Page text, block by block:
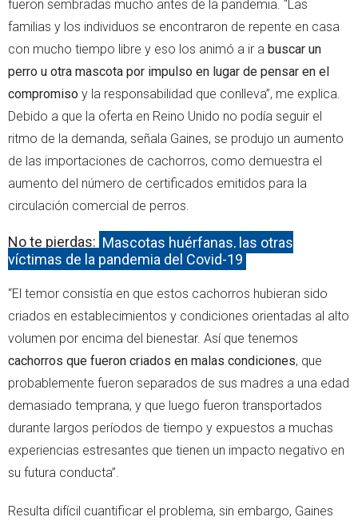
fueron sembradas mucho antes de la pandemia. “Las
familias y los individuos se encontraron de repente en casa
con mucho tiempo libre y eso los animó a ir a buscar un
perro u otra mascota por impulso en lugar de pensar en el
compromiso y la responsabilidad que conlleva”, me explica.
Debido a que la oferta en Reino Unido no podía seguir el
ritmo de la demanda, señala Gaines, se produjo un aumento
de las importaciones de cachorros, como demuestra el
aumento del número de certificados emitidos para la
circulación comercial de perros.
No te pierdas: Mascotas huérfanas, las otras
víctimas de la pandemia del Covid-19
“El temor consistía en que estos cachorros hubieran sido
criados en establecimientos y condiciones orientadas al alto
volumen por encima del bienestar. Así que tenemos
cachorros que fueron criados en malas condiciones, que
probablemente fueron separados de sus madres a una edad
demasiado temprana, y que luego fueron transportados
durante largos períodos de tiempo y expuestos a muchas
experiencias estresantes que tienen un impacto negativo en
su futura conducta”.
Resulta difícil cuantificar el problema, sin embargo, Gaines